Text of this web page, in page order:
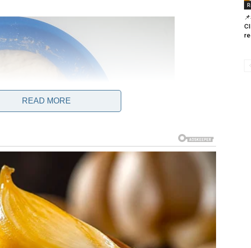
ostavite da se diže 30 do 40 minuta.
READ MORE